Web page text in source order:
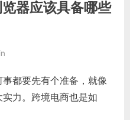
器应该具备哪些
都要先有个准备，就像
力。跨境电商也是如